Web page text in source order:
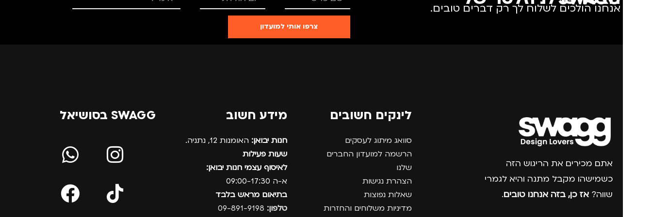
אנחנו הולכים לשלוח לך רק דברים טובים.
צרפו אותי למועדון
אתם מכירים את הריגוש הזה
כשמישהו מקבל מתנה והיא לגמרי
שווה? אז כן, בזה אנחנו טובים.
לינקים חשובים
סוואג מיתוג לעסקים
הרשמה למועדון החברים
שלנו
הצהרת נגישות
שאלות נפוצות
מדיניות משלוחים והחזרות
מידע חשוב
חנות יבואן: האומנות 12, נתניה.
שעות פעילות
לאיסוף עצמי חנות יבואן:
א-ה 09:00-17:30
בתיאום מראש בלבד
טלפון:
SWAGG בסושיאל